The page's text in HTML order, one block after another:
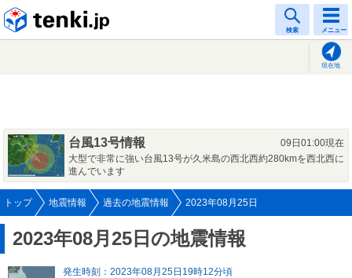
検索 メニュー
現在地
台風13号情報
09日01:00現在
大型で非常に強い台風13号が久米島の西北西約280kmを西北西に
進んでいます
トップ 地震情報 過去の地震情報 2023年08月25日
2023年08月25日の地震情報
発生時刻：2023年08月25日19時12分頃